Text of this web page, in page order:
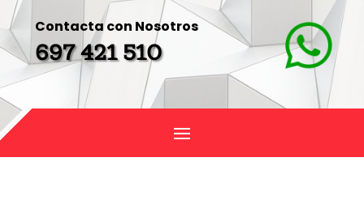
Contacta con Nosotros
697 421 510